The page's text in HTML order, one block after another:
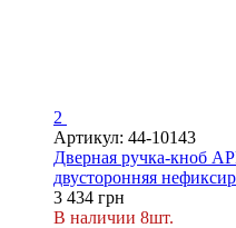
2
Артикул: 44-10143
Дверная ручка-кноб
двусторонняя
3 434 грн
В наличии 8шт.